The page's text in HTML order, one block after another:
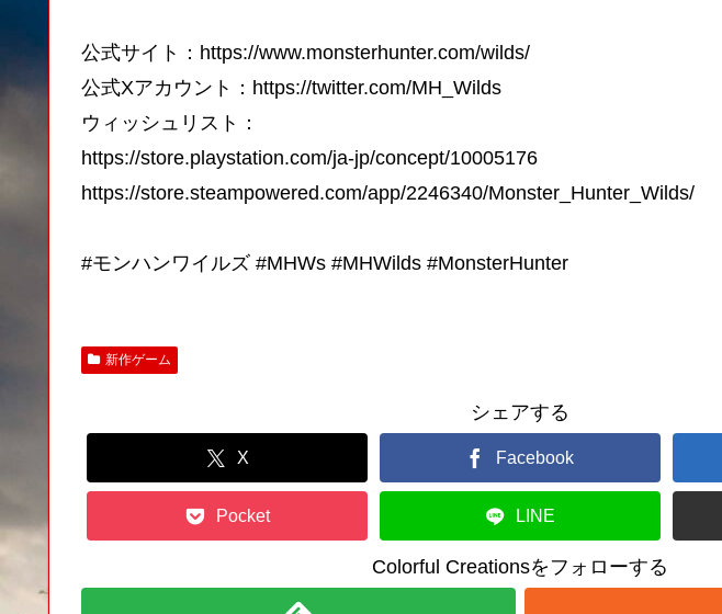
公式サイト：https://www.monsterhunter.com/wilds/
公式Xアカウント：https://twitter.com/MH_Wilds
ウィッシュリスト：
https://store.playstation.com/ja-jp/concept/10005176
https://store.steampowered.com/app/2246340/Monster_Hunter_Wilds/
#モンハンワイルズ #MHWs #MHWilds #MonsterHunter
新作ゲーム
シェアする
X Facebook
Pocket LINE
Colorful Creationsをフォローする